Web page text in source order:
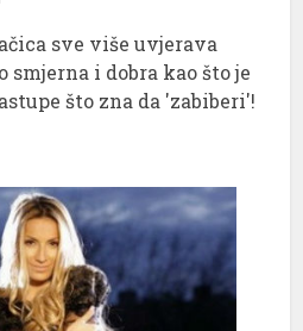
sve više uvjerava
smjerna i dobra kao što je
što zna da 'zabiberi'!